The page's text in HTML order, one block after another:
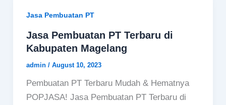
Jasa Pembuatan PT
Jasa Pembuatan PT Terbaru di
Kabupaten Magelang
admin / August 10, 2023
Pembuatan PT Terbaru Mudah & Hematnya
POPJASA! Jasa Pembuatan PT Terbaru di